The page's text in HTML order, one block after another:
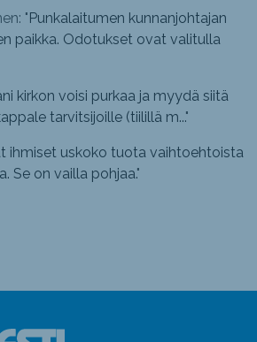
"Punkalaitumen kunnanjohtajan
paikka. Odotukset ovat valitulla
kirkon voisi purkaa ja myydä siitä
tarvitsijoille (tiilillä m..."
ihmiset uskoko tuota vaihtoehtoista
Se on vailla pohjaa."